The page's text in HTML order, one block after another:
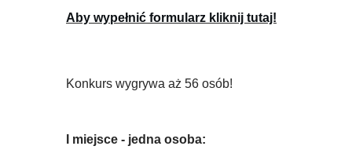
Aby wypełnić formularz kliknij tutaj!
Konkurs wygrywa aż 56 osób!
I miejsce - jedna osoba: